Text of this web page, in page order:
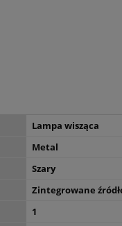
Lampa wisząca
Metal
Szary
Zintegrowane
1